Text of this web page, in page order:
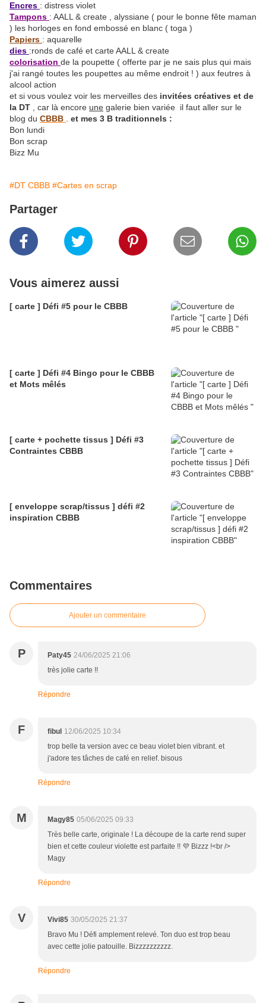
Encres : distress violet
Tampons : AALL & create , alyssiane ( pour le bonne fête maman
) les horloges en fond embossé en blanc ( toga )
Papiers : aquarelle
dies :ronds de café et carte AALL & create
colorisation de la poupette ( offerte par je ne sais plus qui mais
j'ai rangé toutes les poupettes au même endroit ! ) aux feutres à
alcool action
et si vous voulez voir les merveilles des invitées créatives et de
la DT
, car là encore une galerie bien variée il faut aller sur le
blog du CBBB
et mes 3 B traditionnels :
Bon lundi
Bon scrap
Bizz Mu
#DT CBBB #Cartes en scrap
Partager
Vous aimerez aussi
[ carte ] Défi #5 pour le CBBB
[ carte ] Défi #4 Bingo pour le CBBB
et Mots mêlés
[ carte + pochette tissus ] Défi #3
Contraintes CBBB
[ enveloppe scrap/tissus ] défi #2
inspiration CBBB
Commentaires
Ajouter un commentaire
P Paty45 24/06/2025 21:06
très jolie carte !!
Répondre
F fibul 12/06/2025 10:34
trop belle ta version avec ce beau violet bien vibrant. et
j'adore tes tâches de café en relief. bisous
Répondre
M Magy85 05/06/2025 09:33
Très belle carte, originale ! La découpe de la carte rend super
bien et cette couleur violette est parfaite !! 💜 Bizzz !<br />
Magy
Répondre
V Vivi85 30/05/2025 21:37
Bravo Mu ! Défi amplement relevé. Ton duo est trop beau
avec cette jolie patouille. Bizzzzzzzzzz.
Répondre